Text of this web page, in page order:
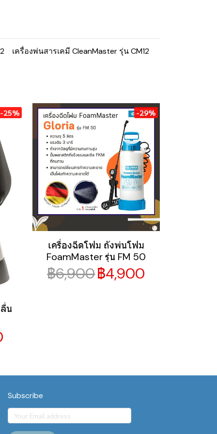
เครื่องพ่นสารเคมี CleanMaster รุ่น CM12
-25%
น
-29%
เครื่องฉีดโฟม ถังพ่นโฟม
FoamMaster รุ่น FM 50
฿6,900฿4,900
Subscribe